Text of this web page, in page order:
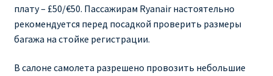
плату – £50/€50. Пассажирам Ryanair настоятельно
рекомендуется перед посадкой проверить размеры
багажа на стойке регистрации.
В салоне самолета разрешено провозить небольшие